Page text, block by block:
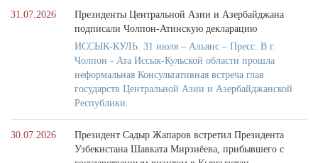
31.07.2026
Президенты Центральной Азии и Азербайджана
подписали Чолпон-Атинскую декларацию
ИССЫК-КУЛЬ. 31 июля – Альянс – Пресс. В г.
Чолпон - Ата Иссык-Кульской области прошла
неформальная Консультативная встреча глав
государств Центральной Азии и Азербайджанской
Республики.
30.07.2026
Президент Садыр Жапаров встретил Президента
Узбекистана Шавката Мирзиёева, прибывшего с